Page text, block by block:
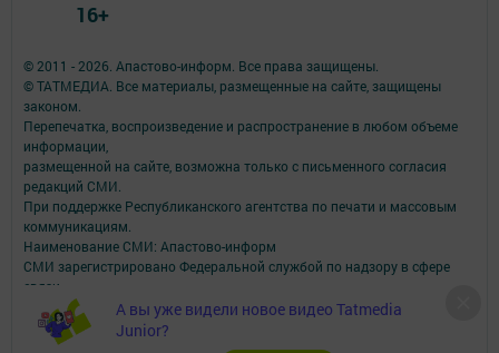
А вы уже видели новое видео Tatmedia
Junior?
© 2011 - 2026. Апастово-информ. Все права защищены.
© ТАТМЕДИА. Все материалы, размещенные на сайте, защищены
законом.
Перепечатка, воспроизведение и распространение в любом объеме
информации,
размещенной на сайте, возможна только с письменного согласия
редакций СМИ.
При поддержке Республиканского агентства по печати и массовым
коммуникациям.
Наименование СМИ: Апастово-информ
СМИ зарегистрировано Федеральной службой по надзору в сфере
связи,
информационных технологий и массовых коммуникаций
запись о регистрации СМИ Эл №ФС77-73779 от 12.10.2018
зарегистрировано Федеральной службой по надзору в сфере связи,
16+